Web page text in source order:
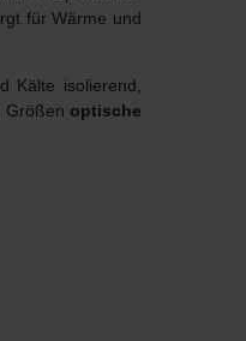
für Wärme und
Kälte isolierend,
Größen optische